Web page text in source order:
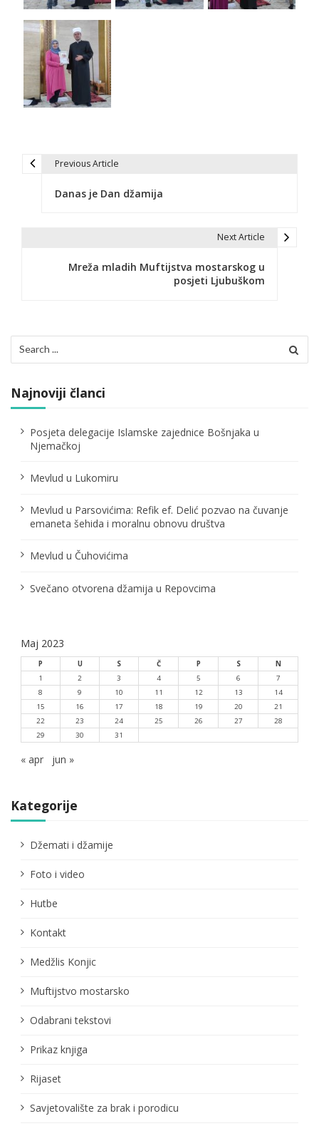
c
i
a
č
a
n
k
a
Previous Article
Danas je Dan džamija
Next Article
Mreža mladih Muftijstva mostarskog u
posjeti Ljubuškom
for:
Najnoviji članci
Posjeta delegacije Islamske zajednice Bošnjaka u
Njemačkoj
Mevlud u Lukomiru
Mevlud u Parsovićima: Refik ef. Delić pozvao na čuvanje
emaneta šehida i moralnu obnovu društva
Mevlud u Čuhovićima
Svečano otvorena džamija u Repovcima
Maj 2023
P U S Č P S
N
1
2 3 4 5 6
7
8
9 10 11 12 13
14
15
16 17 18 19 20
21
22
23 24 25 26 27
28
29
30 31
« apr jun »
Kategorije
Džemati i džamije
Foto i video
Hutbe
Kontakt
Medžlis Konjic
Muftijstvo mostarsko
Odabrani tekstovi
Prikaz knjiga
Rijaset
Savjetovalište za brak i porodicu